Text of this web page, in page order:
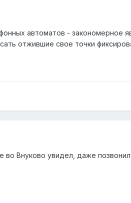
автоматов -
отжившие свое точки
во Внуково увидел, даже